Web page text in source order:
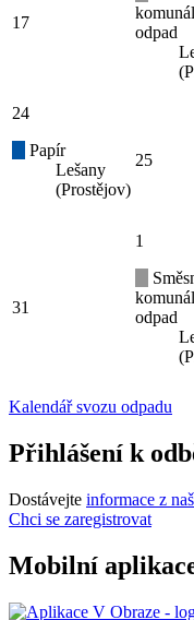
17
odpad
24
Papír
Lešany
(Prostějov)
25
31
1
odpad
Kalendář svozu odpadu
Přihlášení k
Dostávejte informace z
Chci se zaregistrovat
Mobilní